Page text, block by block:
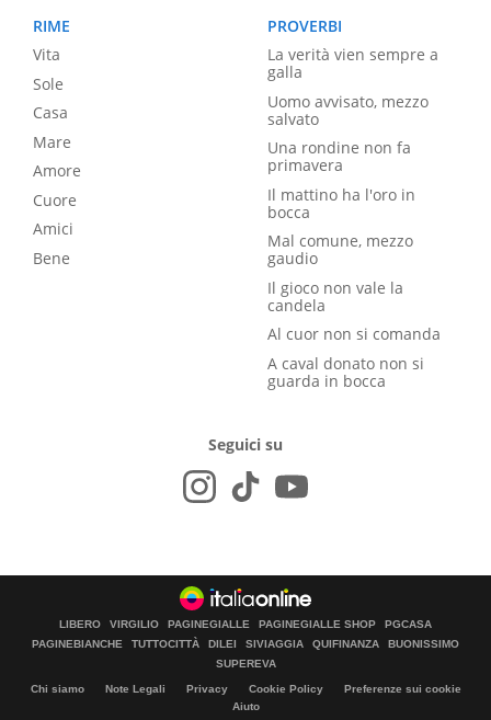
RIME
Vita
Sole
Casa
Mare
Amore
Cuore
Amici
Bene
PROVERBI
La verità vien sempre a
galla
Uomo avvisato, mezzo
salvato
Una rondine non fa
primavera
Il mattino ha l'oro in
bocca
Mal comune, mezzo
gaudio
Il gioco non vale la
candela
Al cuor non si comanda
A caval donato non si
guarda in bocca
Seguici su
LIBERO VIRGILIO PAGINEGIALLE PAGINEGIALLE SHOP
PGCASA
PAGINEBIANCHE
TUTTOCITTÀ DILEI SIVIAGGIA QUIFINANZA
BUONISSIMO
SUPEREVA
Chi siamo Note Legali Privacy Cookie Policy
Preferenze sui cookie
Aiuto